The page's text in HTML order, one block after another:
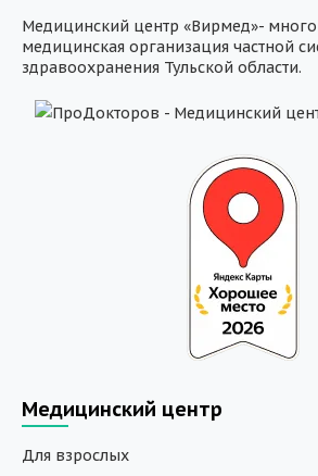
Медицинский центр «Вирмед»-
медицинская организация частной
здравоохранения Тульской области.
Медицинский центр
Для взрослых